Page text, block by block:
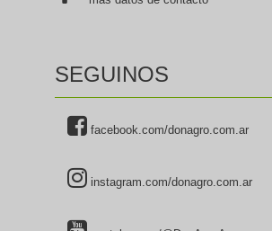
SEGUINOS
facebook.com/donagro.com.ar
instagram.com/donagro.com.ar